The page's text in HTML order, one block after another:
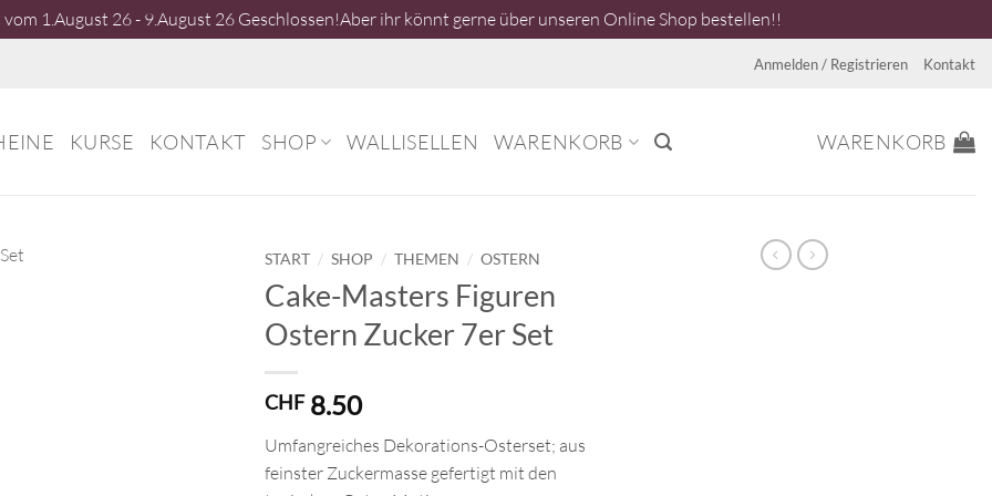
1.August 26 - 9.August 26 Geschlossen!Aber ihr könnt gerne über unseren Online Shop bestellen!!
Anmelden / Registrieren Kontakt
KURSE KONTAKT SHOP WALLISELLEN WARENKORB WARENKORB
START / SHOP / THEMEN / OSTERN
Cake-Masters Figuren
Ostern Zucker 7er Set
CHF8.50
Umfangreiches Dekorations-Osterset; aus
feinster Zuckermasse gefertigt mit den